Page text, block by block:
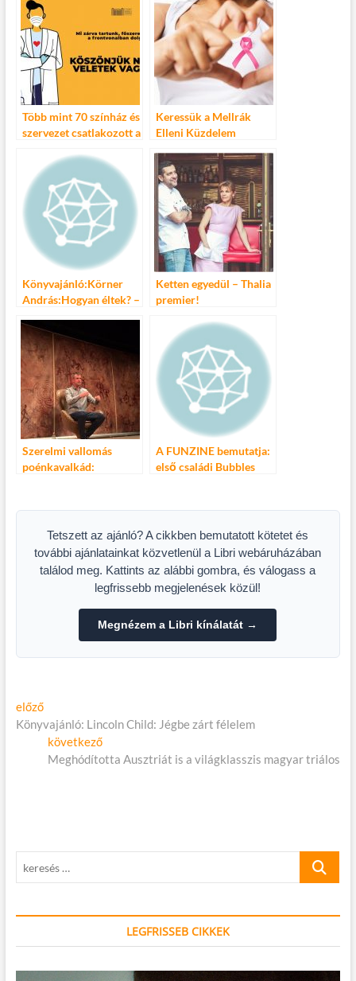
Több mint 70 színház és
szervezet csatlakozott a
kampányához
Keressük a Mellrák
Elleni Küzdelem
Könyvajánló:Körner
András:Hogyan éltek? –
hétköznapi élete
Ketten egyedül – Thalia
premier!
Szerelmi vallomás
poénkavalkád:
Színházban
A FUNZINE bemutatja:
első családi Bubbles
mosd ki a szennyesed
INGYEN!
Tetszett az ajánló? A cikkben bemutatott kötetet és
további ajánlatainkat közvetlenül a Libri webáruházában
találod meg. Kattints az alábbi gombra, és válogass a
legfrissebb megjelenések közül!
Megnézem a Libri kínálatát →
Bejegyzés
navigáció
előzőElőző
cikk:
Könyvajánló: Lincoln Child: Jégbe zárt félelem
következőKövetkező
cikk:
Meghódította Ausztriát is a világklasszis magyar triálos
keresés
LEGFRISSEB CIKKEK